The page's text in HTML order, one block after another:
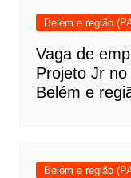
Belém e região
Vaga de
Projeto Jr
Belém e
Belém e região